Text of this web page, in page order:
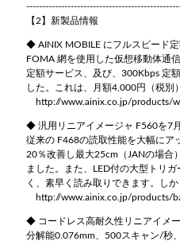
【2】新製品情報
◆ AINIX MOBILE にフルスピード
FOMA 網を使用した仮想移動体通
定額サービス、及び、300Kbps 定
した。これは、月額4,000円（税別
http://www.ainix.co.jp/products/
◆ 汎用リニアイメージャ F560を7
従来の F468の読取性能を大幅にア
20％改善し最大25cm（JANの場合
ました。また、LED付の大型トリ
く、素早く読み取りできます。し
http://www.ainix.co.jp/products/
◆ コードレス高耐久性リニアイメ
分解能0.076mm、500スキャン/秒